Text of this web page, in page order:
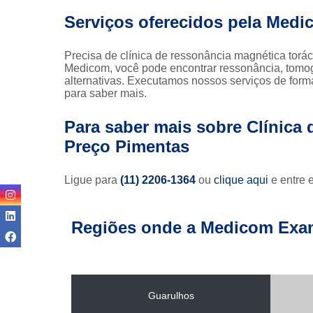
Serviços oferecidos pela
Precisa de clínica de ressonância magnética
Medicom, você pode encontrar ressonância,
alternativas. Executamos nossos serviços de
para saber mais.
Para saber mais sobre Clínica
Preço Pimentas
Ligue para (11) 2206-1364 ou clique aqui e entre
Regiões onde a Medicom
Guarulhos